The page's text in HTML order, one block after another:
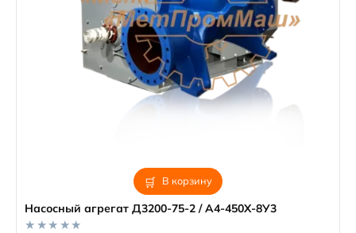
В корзину
Насосный агрегат Д3200-75-2 / А4-450Х-8У3